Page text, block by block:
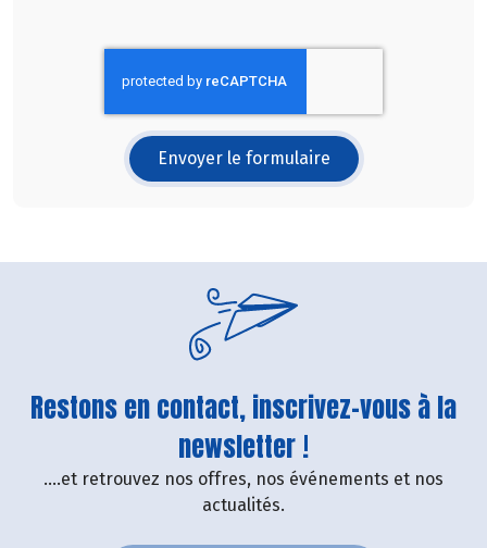
Envoyer le formulaire
Restons en contact, inscrivez-vous à la
newsletter !
....et retrouvez nos offres, nos événements et nos
actualités.